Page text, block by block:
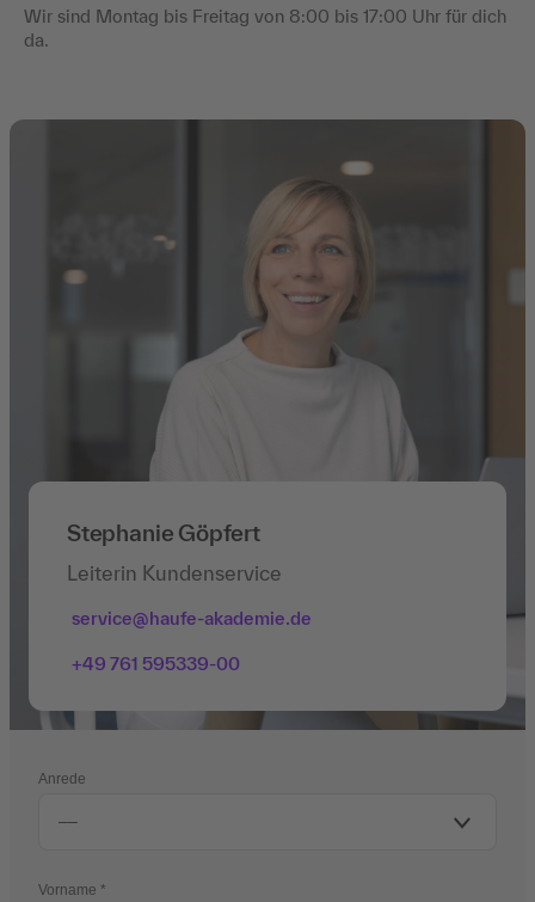
Wir sind Montag bis Freitag von 8:00 bis 17:00 Uhr für dich
da.
Stephanie Göpfert
Leiterin Kundenservice
service@haufe-akademie.de
+49 761 595339-00
Anrede
Vorname